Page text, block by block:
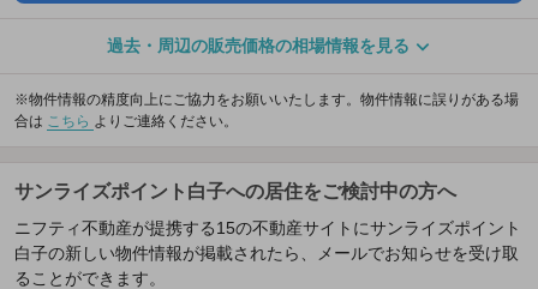
過去・周辺の販売価格の相場情報を見る
※物件情報の精度向上にご協力をお願いいたします。物件情報に誤りがある場
合は こちら よりご連絡ください。
サンライズポイント白子への居住をご検討中の方へ
ニフティ不動産が提携する15の不動産サイトにサンライズポイント
白子の新しい物件情報が掲載されたら、メールでお知らせを受け取
ることができます。